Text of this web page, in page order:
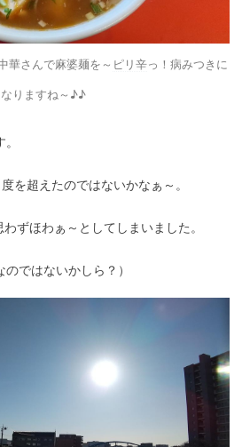
華さんで麻婆麺を～ ピリ辛っ！病みつきに
なりますね～♪♪
を超えたのではないかなぁ～。
ずほわぁ～としてしまいました。
のではないかしら？）